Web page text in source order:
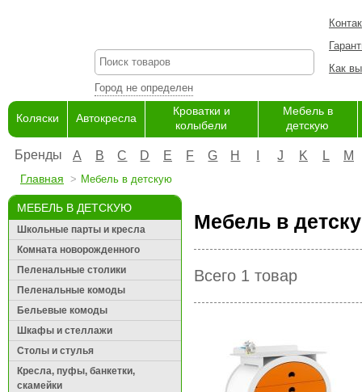
Город не определен
Как
Коляски Автокресла
Кроватки и
колыбели
Мебель в
детскую
Бренды A B C D E F G H J K L M
Главная Мебель в детскую
МЕБЕЛЬ В ДЕТСКУЮ
Школьные парты и кресла
Комната новорожденного
Пеленальные столики
Пеленальные комоды
Бельевые комоды
Шкафы и стеллажи
Столы и стулья
Кресла, пуфы, банкетки,
скамейки
Мебель в
Всего 1 товар